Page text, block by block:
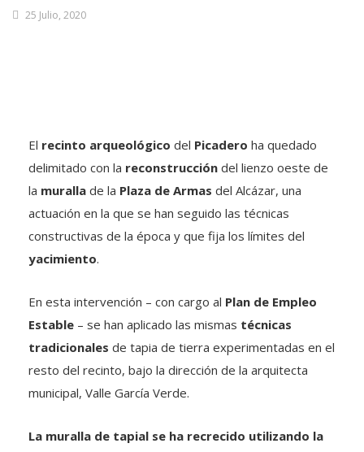
25 Julio, 2020
El recinto arqueológico del Picadero ha quedado
delimitado con la reconstrucción del lienzo oeste de
la muralla de la Plaza de Armas del Alcázar, una
actuación en la que se han seguido las técnicas
constructivas de la época y que fija los límites del
yacimiento.
En esta intervención – con cargo al Plan de Empleo
Estable – se han aplicado las mismas técnicas
tradicionales de tapia de tierra experimentadas en el
resto del recinto, bajo la dirección de la arquitecta
municipal, Valle García Verde.
La muralla de tapial se ha recrecido utilizando la